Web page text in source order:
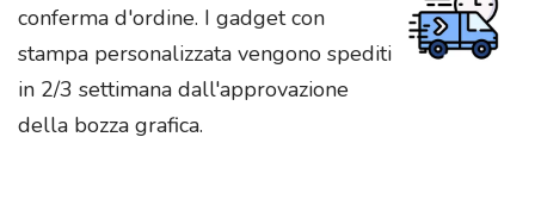
conferma d'ordine. I gadget con
stampa personalizzata vengono spediti
in 2/3 settimana dall'approvazione
della bozza grafica.